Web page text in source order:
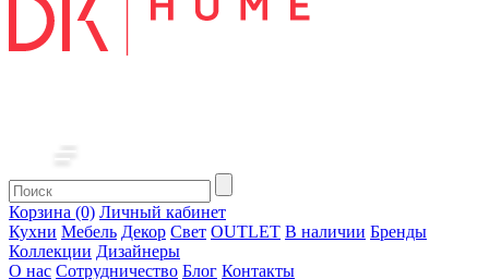
Корзина (0) Личный кабинет
Кухни Мебель Декор Свет OUTLET В наличии Бренды
Коллекции Дизайнеры
О нас Сотрудничество Блог Контакты